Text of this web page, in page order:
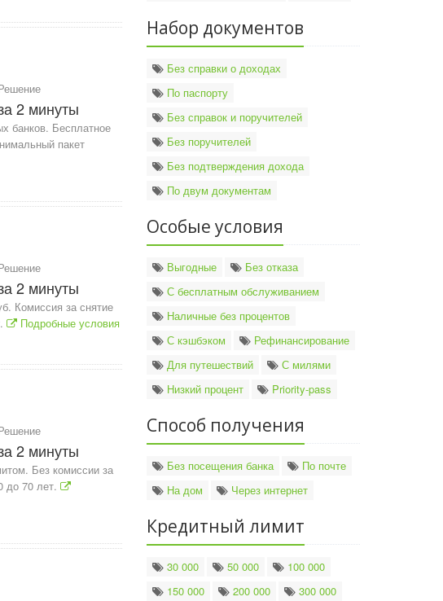
2 минуты
банков. Бесплатное
пакет
2 минуты
Комиссия за снятие
Подробные условия
2 минуты
Без комиссии за
до 70 лет.
Набор документов
Без справки о доходах
По паспорту
Без справок и поручителей
Без поручителей
Без подтверждения дохода
По двум документам
Особые условия
Выгодные
Без отказа
С бесплатным обслуживанием
Наличные без процентов
С кэшбэком
Рефинансирование
Для путешествий
С милями
Низкий процент
Priority-pass
Способ получения
Без посещения банка
По почте
На дом
Через интернет
Кредитный лимит
30 000 50 000
100 000
150 000
200 000
300 000